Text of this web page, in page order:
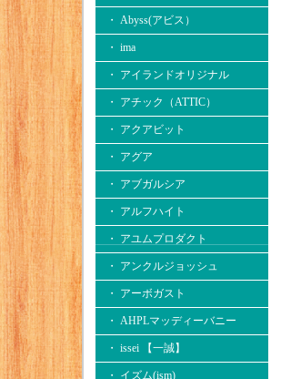
・ Abyss(アビス）
・ ima
・ アイランドオリジナル
・ アチック（ATTIC）
・ アクアビット
・ アグア
・ アブガルシア
・ アルフハイト
・ アユムプロダクト
・ アンクルジョッシュ
・ アーボガスト
・ AHPLマッディーバニー
・ issei 【一誠】
・ イズム(ism)